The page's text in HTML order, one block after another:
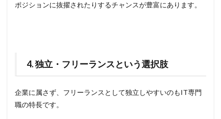
ポジションに抜擢されたりするチャンスが豊富にあります。
4. 独立・フリーランスという選択肢
企業に属さず、フリーランスとして独立しやすいのもIT専門
職の特長です。